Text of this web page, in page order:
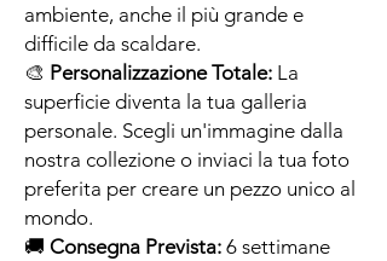
ambiente, anche il più grande e
difficile da scaldare.
🎨 Personalizzazione Totale: La
superficie diventa la tua galleria
personale. Scegli un'immagine dalla
nostra collezione o inviaci la tua foto
preferita per creare un pezzo unico al
mondo.
🚚 Consegna Prevista: 6 settimane